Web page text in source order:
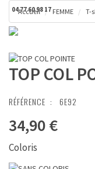
04 77 60 98 17
Accueil FEMME T-
TOP COL
RÉFÉRENCE : 6E92
34,90 €
Coloris